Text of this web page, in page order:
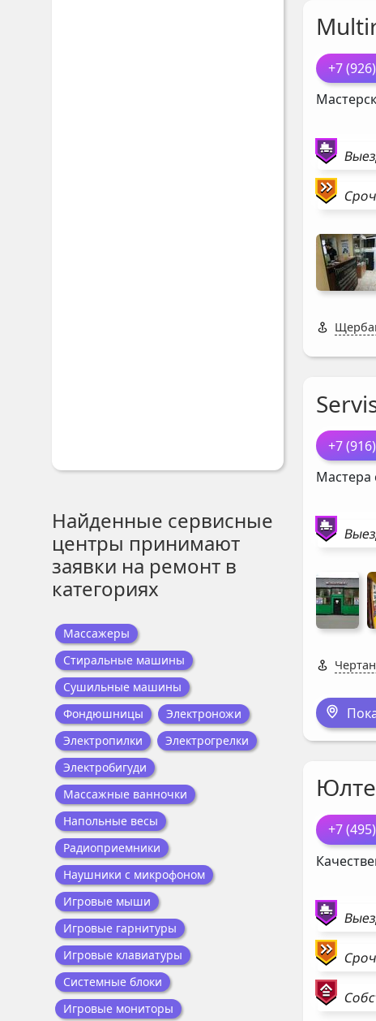
Найденные сервисные
центры принимают
заявки на ремонт в
категориях
Массажеры
Стиральные машины
Сушильные машины
Фондюшницы
Электроножи
Электропилки
Электрогрелки
Электробигуди
Массажные ванночки
Напольные весы
Радиоприемники
Наушники с микрофоном
Игровые мыши
Игровые гарнитуры
Игровые клавиатуры
Системные блоки
Игровые мониторы
+7
+7
Мастера
+7